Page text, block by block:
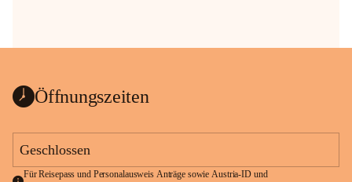
Öffnungszeiten
Geschlossen
Für Reisepass und Personalausweis Anträge sowie Austria-ID und